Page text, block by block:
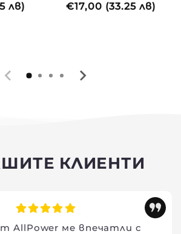
лв)
Редовна
€17,00 (33.25 лв)
КЛИЕНТИ
AllPower ме впечатли с